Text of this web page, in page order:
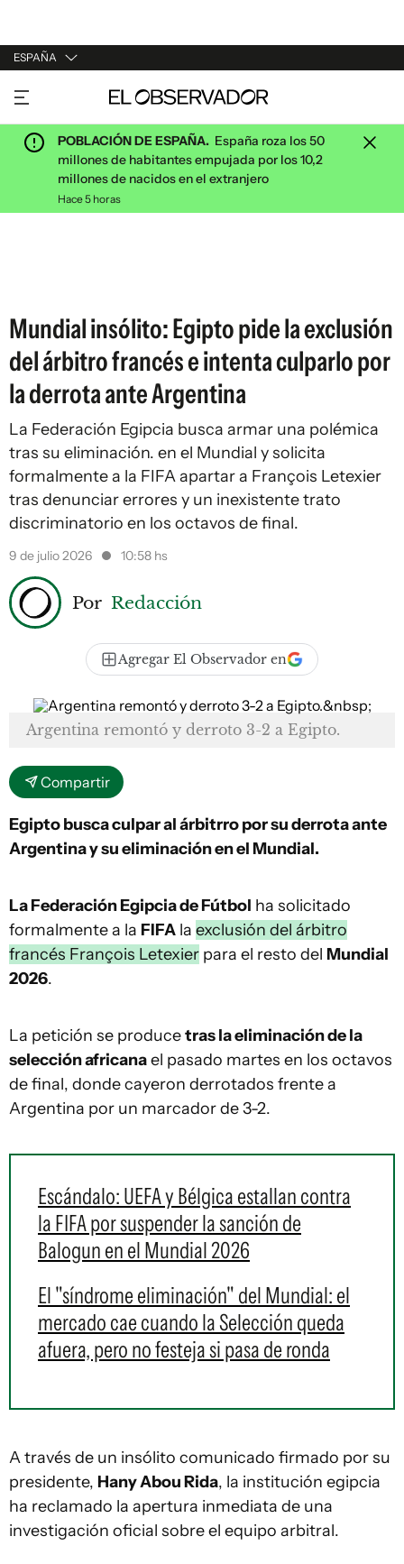
ESPAÑA
URUGUAY
ARGENTINA
ESPAÑA
ESTADOS UNIDOS
POBLACIÓN DE ESPAÑA. España roza los 50
millones de habitantes empujada por los 10,2
millones de nacidos en el extranjero
Hace 5 horas
Mundial insólito: Egipto pide la exclusión
del árbitro francés e intenta culparlo por
la derrota ante Argentina
La Federación Egipcia busca armar una polémica
tras su eliminación. en el Mundial y solicita
formalmente a la FIFA apartar a François Letexier
tras denunciar errores y un inexistente trato
discriminatorio en los octavos de final.
9 de julio 2026 10:58 hs
Por Redacción
Agregar El Observador en
Argentina remontó y derroto 3-2 a Egipto.
Compartir
Egipto busca culpar al árbitrro por su derrota ante
Argentina y su eliminación en el Mundial.
La Federación Egipcia de Fútbol ha solicitado
formalmente a la FIFA la exclusión del árbitro
francés François Letexier para el resto del Mundial
2026.
La petición se producetras la eliminación de la
selección africanael pasado martes en los octavos
de final, donde cayeron derrotados frente a
Argentina por un marcador de 3-2.
Escándalo: UEFA y Bélgica estallan contra
la FIFA por suspender la sanción de
Balogun en el Mundial 2026
El "síndrome eliminación" del Mundial: el
mercado cae cuando la Selección queda
afuera, pero no festeja si pasa de ronda
A través de un insólito comunicado firmado por su
presidente, Hany Abou Rida, la institución egipcia
ha reclamado la apertura inmediata de una
investigación oficial sobre el equipo arbitral.